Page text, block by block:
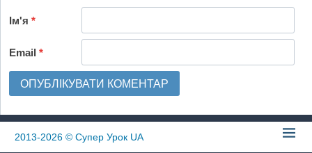
Ім'я*
Email*
2013-2026 © Супер Урок UA